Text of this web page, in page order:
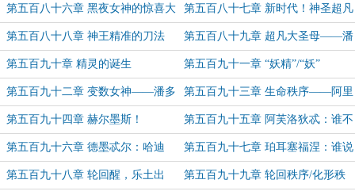
厄里斯
第五百八十六章 黑夜女神的惊喜大
礼！
第五百八十七章 新时代！神圣超凡
圣母——埃瑞丝！
第五百八十八章 神王精准的刀法 第五百八十九章 超凡大圣母——潘
狄亚/阿尔忒弥斯的发现
第五百九十章 精灵的诞生 第五百九十一章 “妖精”/“妖”
第五百九十二章 变数女神——潘多
拉！
第五百九十三章 生命秩序——阿里
斯托斯/爱与美的本质
第五百九十四章 赫尔墨斯！ 第五百九十五章 阿芙洛狄忒：谁不
爱我？谁真爱我？
第五百九十六章 德墨忒尔：哈迪
斯，你想干什么？！！
第五百九十七章 珀耳塞福涅：谁说
我不愿意？我非冥王不嫁！
第五百九十八章 轮回醒，乐土出 第五百九十九章 轮回秩序/化形秩